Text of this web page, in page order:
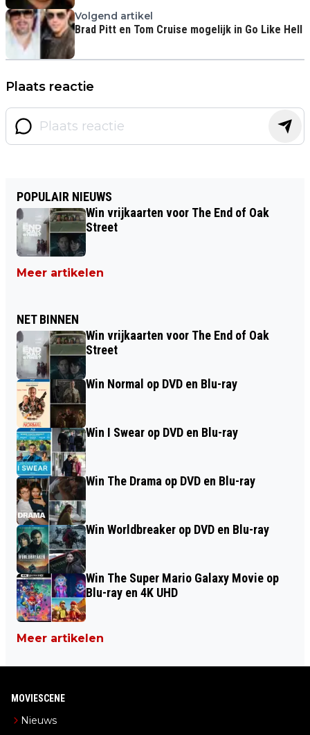
Volgend artikel
Brad Pitt en Tom Cruise mogelijk in Go Like Hell
Plaats reactie
POPULAIR NIEUWS
Win vrijkaarten voor The End of Oak
Street
Meer artikelen
NET BINNEN
Win vrijkaarten voor The End of Oak
Street
Win Normal op DVD en Blu-ray
Win I Swear op DVD en Blu-ray
Win The Drama op DVD en Blu-ray
Win Worldbreaker op DVD en Blu-ray
Win The Super Mario Galaxy Movie op
Blu-ray en 4K UHD
Meer artikelen
MOVIESCENE
Nieuws